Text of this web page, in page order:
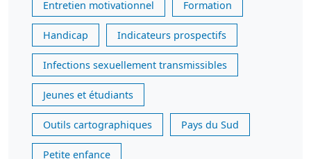
Entretien motivationnel Formation
Handicap Indicateurs prospectifs
Infections sexuellement transmissibles
Jeunes et étudiants
Outils cartographiques Pays du Sud
Petite enfance